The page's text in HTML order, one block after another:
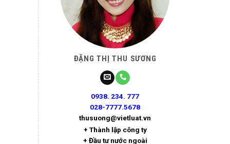
ĐẶNG THỊ THU SƯƠNG
0938. 234. 777
028-7777.5678
thusuong@vietluat.vn
+ Thành lập công ty
+ Đầu tư nước ngoài